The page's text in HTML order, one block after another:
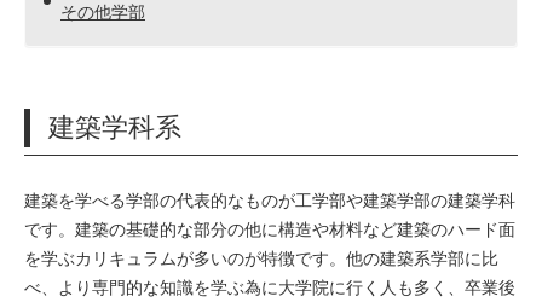
その他学部
建築学科系
建築を学べる学部の代表的なものが工学部や建築学部の建築学科
です。 建築の基礎的な部分の他に構造や材料など建築のハード面
を学ぶカリキュラムが多いのが特徴です。 他の建築系学部に比
べ、より専門的な知識を学ぶ為に大学院に行く人も多く、卒業後